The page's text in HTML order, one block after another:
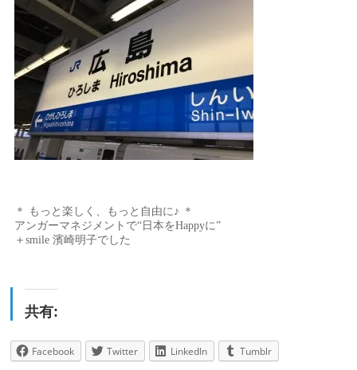
＊ もっと楽しく、もっと自由に♪ ＊
アンガーマネジメントで“日本をHappyに”
＋smile 濱崎明子でした
共有:
Facebook Twitter LinkedIn Tumblr